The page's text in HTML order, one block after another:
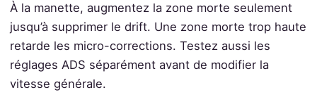
À la manette, augmentez la zone morte seulement
jusqu’à supprimer le drift. Une zone morte trop haute
retarde les micro-corrections. Testez aussi les
réglages ADS séparément avant de modifier la
vitesse générale.